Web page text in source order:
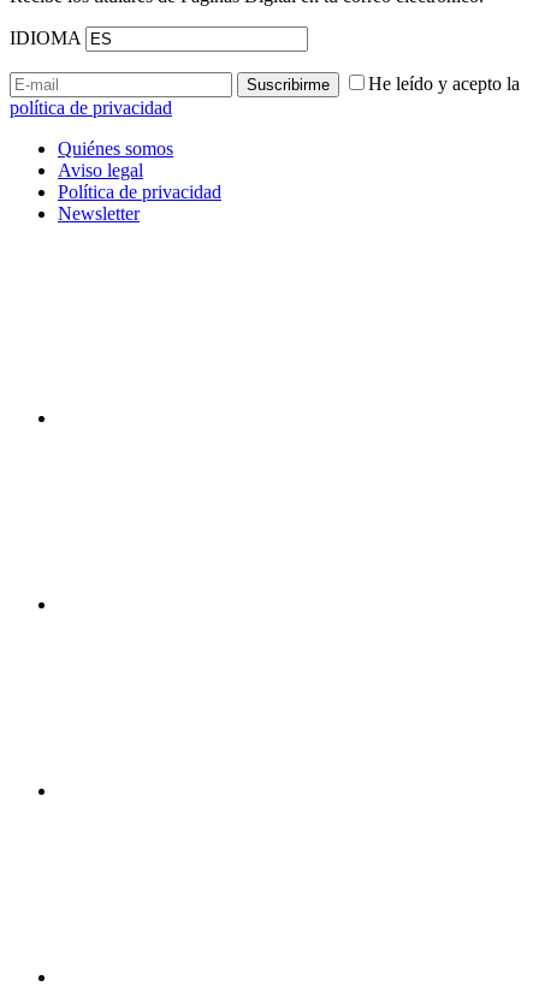
IDIOMA
He leído y acepto la
política de privacidad
Quiénes somos
Aviso legal
Política de privacidad
Newsletter